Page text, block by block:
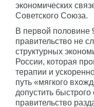
экономических
Советского Союза.
В первой половине
правительство не
структурных
России, которая
терапии и
путь «мягкого
допустить
правительство